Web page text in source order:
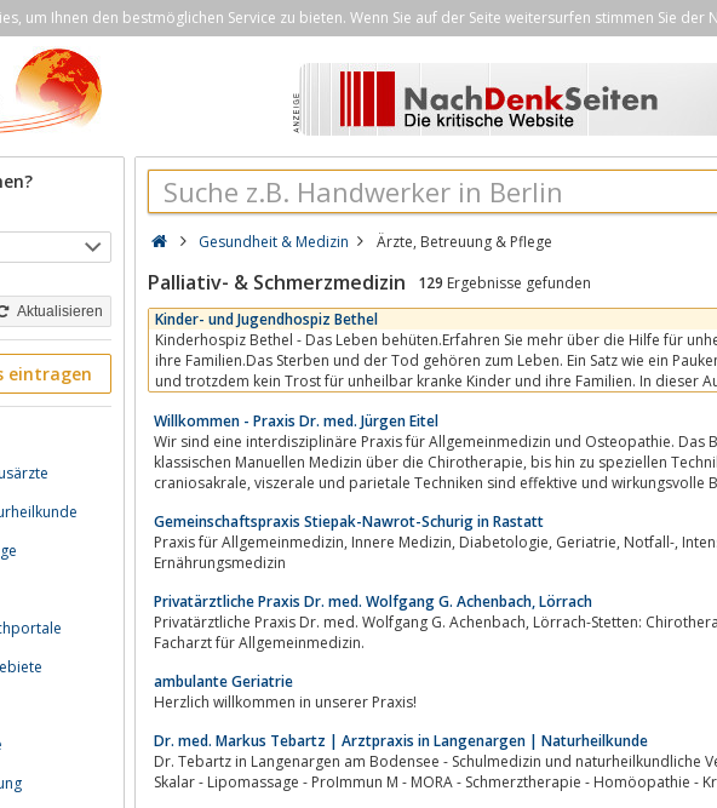
um Ihnen den bestmöglichen Service zu bieten. Wenn Sie auf der Seite weitersurfen stimmen Sie der
Aktualisieren
eintragen
Gesundheit & Medizin Ärzte, Betreuung & Pflege
Palliativ- & Schmerzmedizin 129 Ergebnisse gefunden
Kinder- und Jugendhospiz Bethel
Kinderhospiz Bethel - Das Leben behüten.Erfahren Sie mehr über die Hilfe für
ihre Familien.Das Sterben und der Tod gehören zum Leben. Ein Satz wie ein
und trotzdem kein Trost für unheilbar kranke Kinder und ihre Familien. In dieser
Willkommen - Praxis Dr. med. Jürgen Eitel
Wir sind eine interdisziplinäre Praxis für Allgemeinmedizin und Osteopathie. Das
klassischen Manuellen Medizin über die Chirotherapie, bis hin zu speziellen Techniken der Osteopathie. Beispielsweise
craniosakrale, viszerale und parietale Techniken sind effektive und
Gemeinschaftspraxis Stiepak-Nawrot-Schurig in Rastatt
Praxis für Allgemeinmedizin, Innere Medizin, Diabetologie, Geriatrie, Notfall-, Intensiv-, Palliativmedizin, Akupunktur und
Ernährungsmedizin
Privatärztliche Praxis Dr. med. Wolfgang G. Achenbach, Lörrach
Privatärztliche Praxis Dr. med. Wolfgang G. Achenbach, Lörrach-Stetten: Chirotherapie - Naturheilverfahren - Akupunktur;
Facharzt für Allgemeinmedizin.
ambulante Geriatrie
Herzlich willkommen in unserer Praxis!
Dr. med. Markus Tebartz | Arztpraxis in Langenargen | Naturheilkunde
Dr. Tebartz in Langenargen am Bodensee - Schulmedizin und naturheilkundliche
Skalar - Lipomassage - ProImmun M - MORA - Schmerztherapie - Homöopathie -